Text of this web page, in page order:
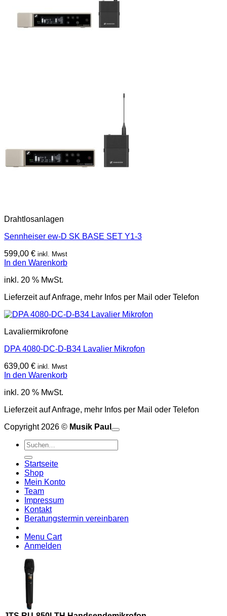
Drahtlosanlagen
Sennheiser ew-D SK BASE SET Y1-3
599,00 € inkl. Mwst
In den Warenkorb
inkl. 20 % MwSt.
Lieferzeit auf Anfrage, mehr Infos per Mail oder Telefon
Lavaliermikrofone
DPA 4080-DC-D-B34 Lavalier Mikrofon
639,00 € inkl. Mwst
In den Warenkorb
inkl. 20 % MwSt.
Lieferzeit auf Anfrage, mehr Infos per Mail oder Telefon
Copyright 2026 © Musik Paul
Suchen
nach:
Startseite
Shop
Mein Konto
Team
Impressum
Kontakt
Beratungstermin vereinbaren
Menu Cart
Anmelden